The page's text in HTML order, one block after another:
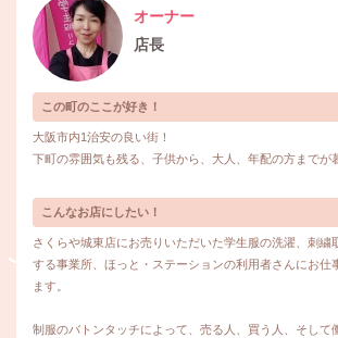
オーナー
店長
この町のここが好き！
大阪市内1治安の良い街！
下町の雰囲気も残る、子供から、大人、年配の方までが
こんなお店にしたい！
さくらや城東店にお売りいただいた学生服の洗濯、刺繍
する事業所、ほっと・ステーションの利用者さんにお仕
ます。
制服のバトンタッチによって、売る人、買う人、そして